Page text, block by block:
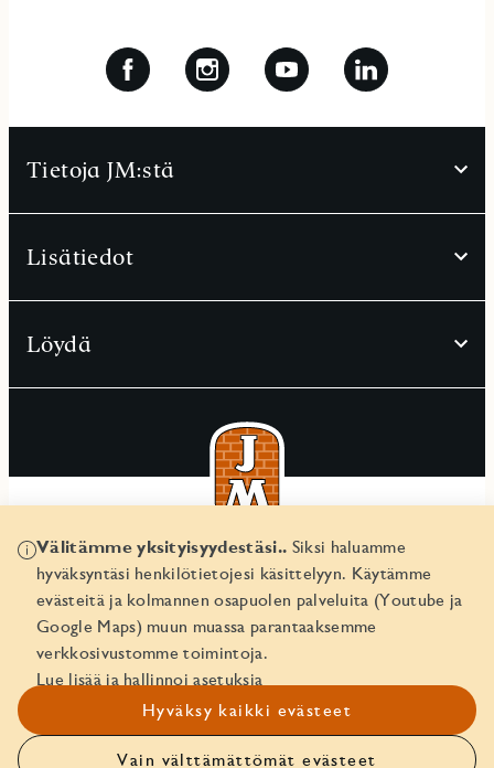
Välitämme yksityisyydestäsi.. Siksi haluamme
hyväksyntäsi henkilötietojesi käsittelyyn. Käytämme
evästeitä ja kolmannen osapuolen palveluita (Youtube ja
Google Maps) muun muassa parantaaksemme
verkkosivustomme toimintoja.
Lue lisää ja hallinnoi asetuksia
Hyväksy kaikki evästeet
Vain välttämättömät evästeet
Tietoja JM:stä
Lisätiedot
Löydä
© JM Suomi OY 2026
Yritystunnus 1974161-8